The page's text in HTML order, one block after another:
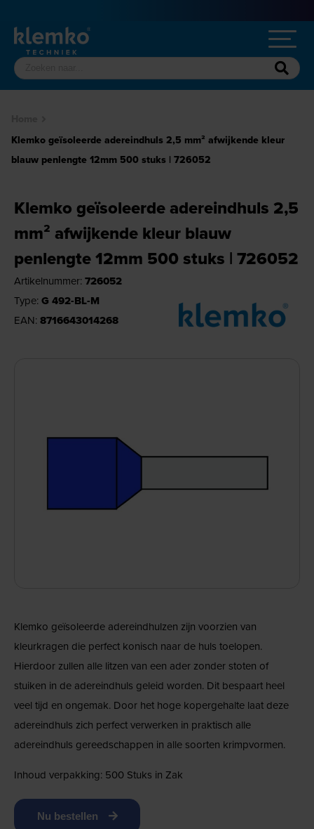
Klemko geïsoleerde adereindhuls 2,5 mm² afwijkende kleur
blauw penlengte 12mm 500 stuks | 726052
Klemko geïsoleerde adereindhuls 2,5
mm² afwijkende kleur blauw
penlengte 12mm 500 stuks | 726052
Artikelnummer: 726052
Type: G 492-BL-M
EAN: 8716643014268
Klemko geïsoleerde adereindhulzen zijn voorzien van
kleurkragen die perfect konisch naar de huls toelopen.
Hierdoor zullen alle litzen van een ader zonder stoten of
stuiken in de adereindhuls geleid worden. Dit bespaart heel
veel tijd en ongemak. Door het hoge kopergehalte laat deze
adereindhuls zich perfect verwerken in praktisch alle
adereindhuls gereedschappen in alle soorten krimpvormen.
Inhoud verpakking: 500 Stuks in Zak
Nu bestellen